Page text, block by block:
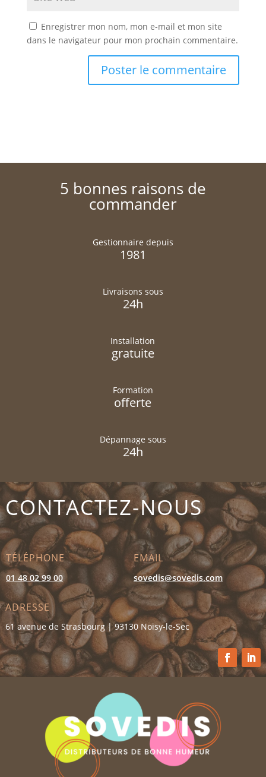
Enregistrer mon nom, mon e-mail et mon site
dans le navigateur pour mon prochain commentaire.
5 bonnes raisons de
commander
Gestionnaire depuis
1981
Livraisons sous
24h
Installation
gratuite
Formation
offerte
Dépannage sous
24h
CONTACTEZ-NOUS
TÉLÉPHONE
01 48 02 99 00
EMAIL
sovedis@sovedis.com
ADRESSE
61 avenue de Strasbourg | 93130 Noisy-le-Sec